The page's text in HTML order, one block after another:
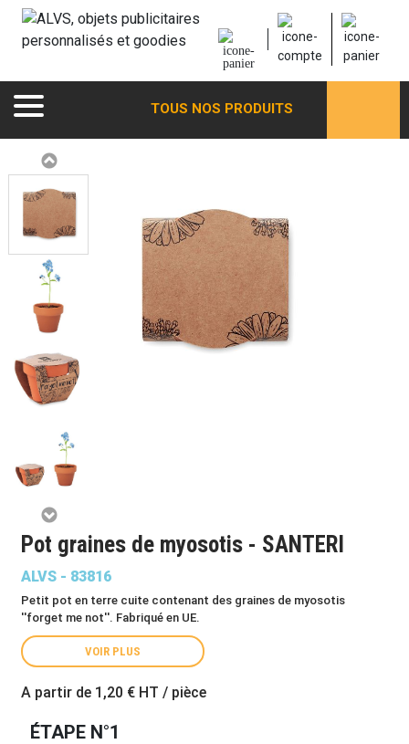
TOUS NOS PRODUITS
Pot graines de myosotis - SANTERI
ALVS - 83816
Petit pot en terre cuite contenant des graines de myosotis
''forget me not''. Fabriqué en UE.
VOIR PLUS
A partir de 1,20 € HT / pièce
ÉTAPE N°1